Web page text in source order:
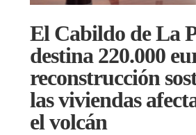
El Cabildo de La
destina 220.000
reconstrucción
las viviendas
el volcán